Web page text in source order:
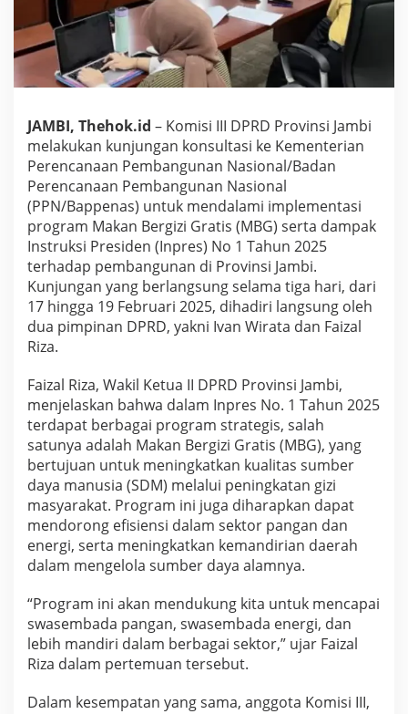
i
a
t
i
D
P
R
D
P
r
o
v
i
n
s
i
J
b
i
K
o
n
s
u
t
a
s
i
B
a
p
p
n
JAMBI, Thehok.id – Komisi III DPRD Provinsi Jambi
melakukan kunjungan konsultasi ke Kementerian
Perencanaan Pembangunan Nasional/Badan
Perencanaan Pembangunan Nasional
(PPN/Bappenas) untuk mendalami implementasi
program Makan Bergizi Gratis (MBG) serta dampak
Instruksi Presiden (Inpres) No 1 Tahun 2025
terhadap pembangunan di Provinsi Jambi.
Kunjungan yang berlangsung selama tiga hari, dari
17 hingga 19 Februari 2025, dihadiri langsung oleh
dua pimpinan DPRD, yakni Ivan Wirata dan Faizal
Riza.
Faizal Riza, Wakil Ketua II DPRD Provinsi Jambi,
menjelaskan bahwa dalam Inpres No. 1 Tahun 2025
terdapat berbagai program strategis, salah
satunya adalah Makan Bergizi Gratis (MBG), yang
bertujuan untuk meningkatkan kualitas sumber
daya manusia (SDM) melalui peningkatan gizi
masyarakat. Program ini juga diharapkan dapat
mendorong efisiensi dalam sektor pangan dan
energi, serta meningkatkan kemandirian daerah
dalam mengelola sumber daya alamnya.
“Program ini akan mendukung kita untuk mencapai
swasembada pangan, swasembada energi, dan
lebih mandiri dalam berbagai sektor,” ujar Faizal
Riza dalam pertemuan tersebut.
Dalam kesempatan yang sama, anggota Komisi III,